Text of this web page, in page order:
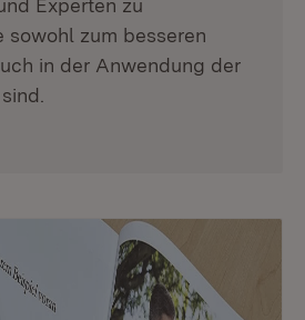
Experten zu
sowohl zum besseren
in der Anwendung der